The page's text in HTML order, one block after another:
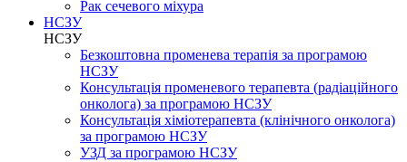
Рак сечевого міхура
НСЗУ
НСЗУ
Безкоштовна променева терапія за програмою
НСЗУ
Консультація променевого терапевта (радіаційного
онколога) за програмою НСЗУ
Консультація хіміотерапевта (клінічного онколога)
за програмою НСЗУ
УЗД за програмою НСЗУ